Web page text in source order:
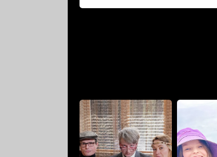
Pottera přišla s ráznou